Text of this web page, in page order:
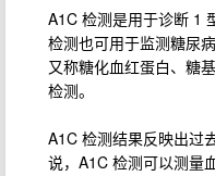
A1C 检测是用于诊断 1
检测也可用于监测糖尿
又称糖化血红蛋白、糖
检测。
A1C 检测结果反映出过
说，A1C 检测可以测量